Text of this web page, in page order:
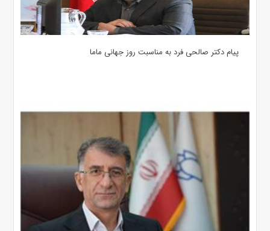
پیام دکتر صالحی فرد به مناسبت روز جهانی ماما